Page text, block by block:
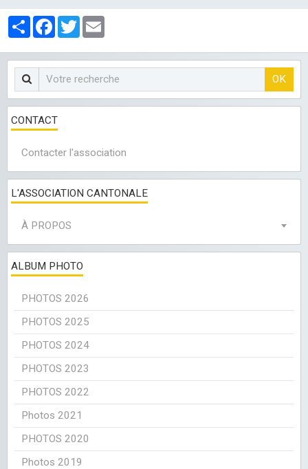
LES CLUBS
PartagerFacebook
Twitter
OK
CONTACT
Contacter l'association
L'ASSOCIATION CANTONALE
À PROPOS
ALBUM PHOTO
PHOTOS 2026
PHOTOS 2025
PHOTOS 2024
PHOTOS 2023
PHOTOS 2022
Photos 2021
PHOTOS 2020
Photos 2019